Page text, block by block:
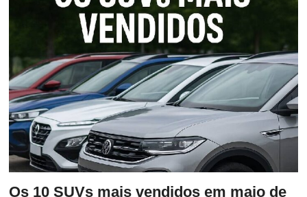
n
Os 10 SUVs mais vendidos em maio de